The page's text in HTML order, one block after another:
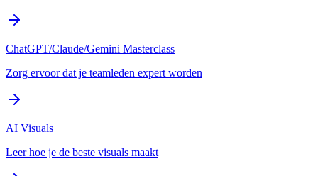
ChatGPT/Claude/Gemini Masterclass
Zorg ervoor dat je teamleden expert worden
AI Visuals
Leer hoe je de beste visuals maakt